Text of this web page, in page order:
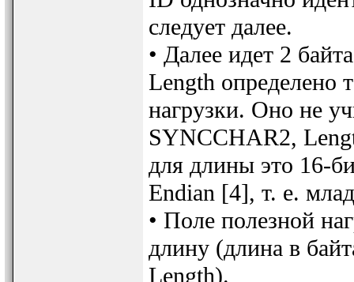
следует далее.
• Далее идет 2
Length определено
нагрузки. Оно не
SYNCCHAR2,
для длины это 16-
Endian [4], т. е.
• Поле полезной
длину (длина в
Length).